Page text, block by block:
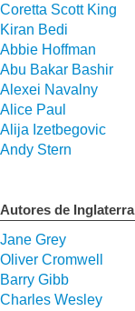
Coretta Scott King
Kiran Bedi
Abbie Hoffman
Abu Bakar Bashir
Alexei Navalny
Alice Paul
Alija Izetbegovic
Andy Stern
Autores de Inglaterra
Jane Grey
Oliver Cromwell
Barry Gibb
Charles Wesley